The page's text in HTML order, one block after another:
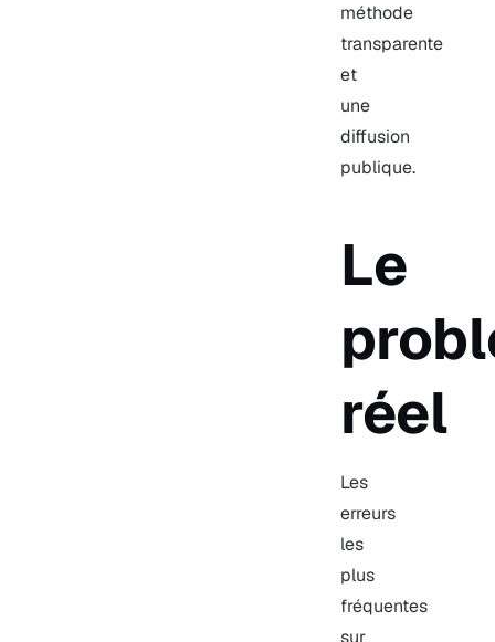
méthode
transparente
et
une
diffusion
publique.
Le
réel
Les
erreurs
les
plus
fréquentes
sur